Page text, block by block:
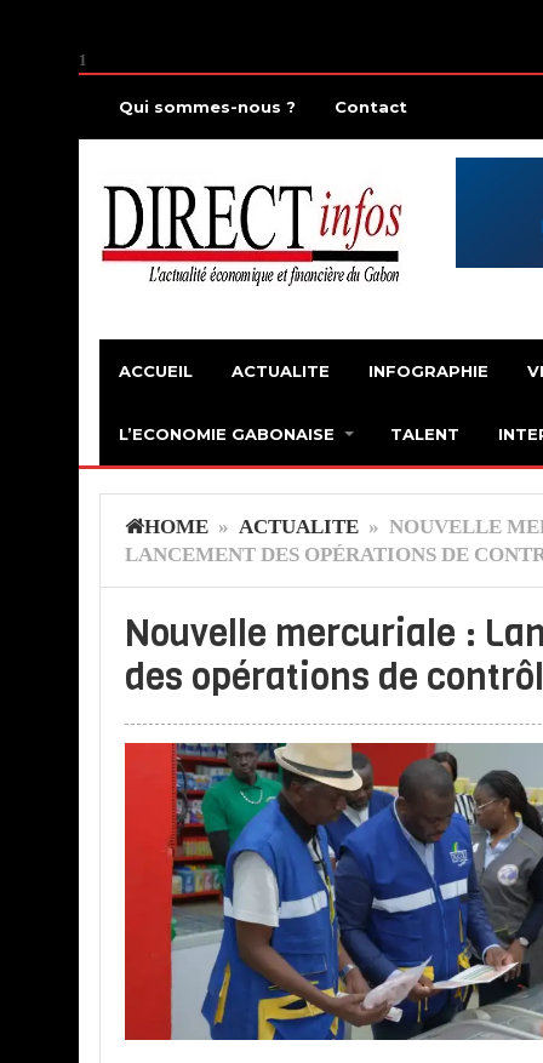
1
Qui sommes-nous ? Contact
ACCUEIL ACTUALITE INFOGRAPHIE
L’ECONOMIE GABONAISE TALENT
HOME » ACTUALITE » NOUVELLE
LANCEMENT DES OPÉRATIONS DE
Nouvelle mercuriale :
des opérations de